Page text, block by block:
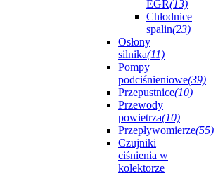
EGR(13)
Chłodnice
spalin(23)
Osłony
silnika(11)
Pompy
podciśnieniowe(39)
Przepustnice(10)
Przewody
powietrza(10)
Przepływomierze(55)
Czujniki
ciśnienia w
kolektorze